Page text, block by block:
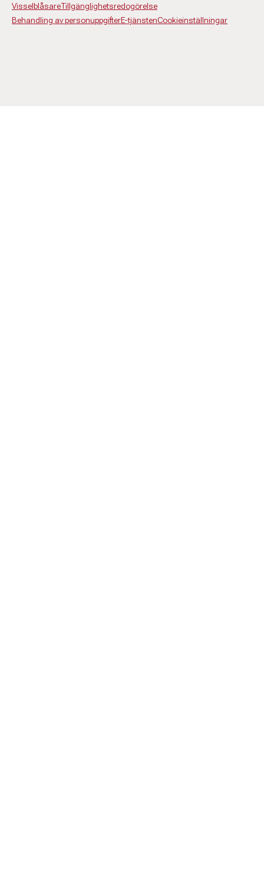
VisselblåsareTillgänglighetsredogörelse
Behandling av personuppgifterE-tjänstenCookieinställningar